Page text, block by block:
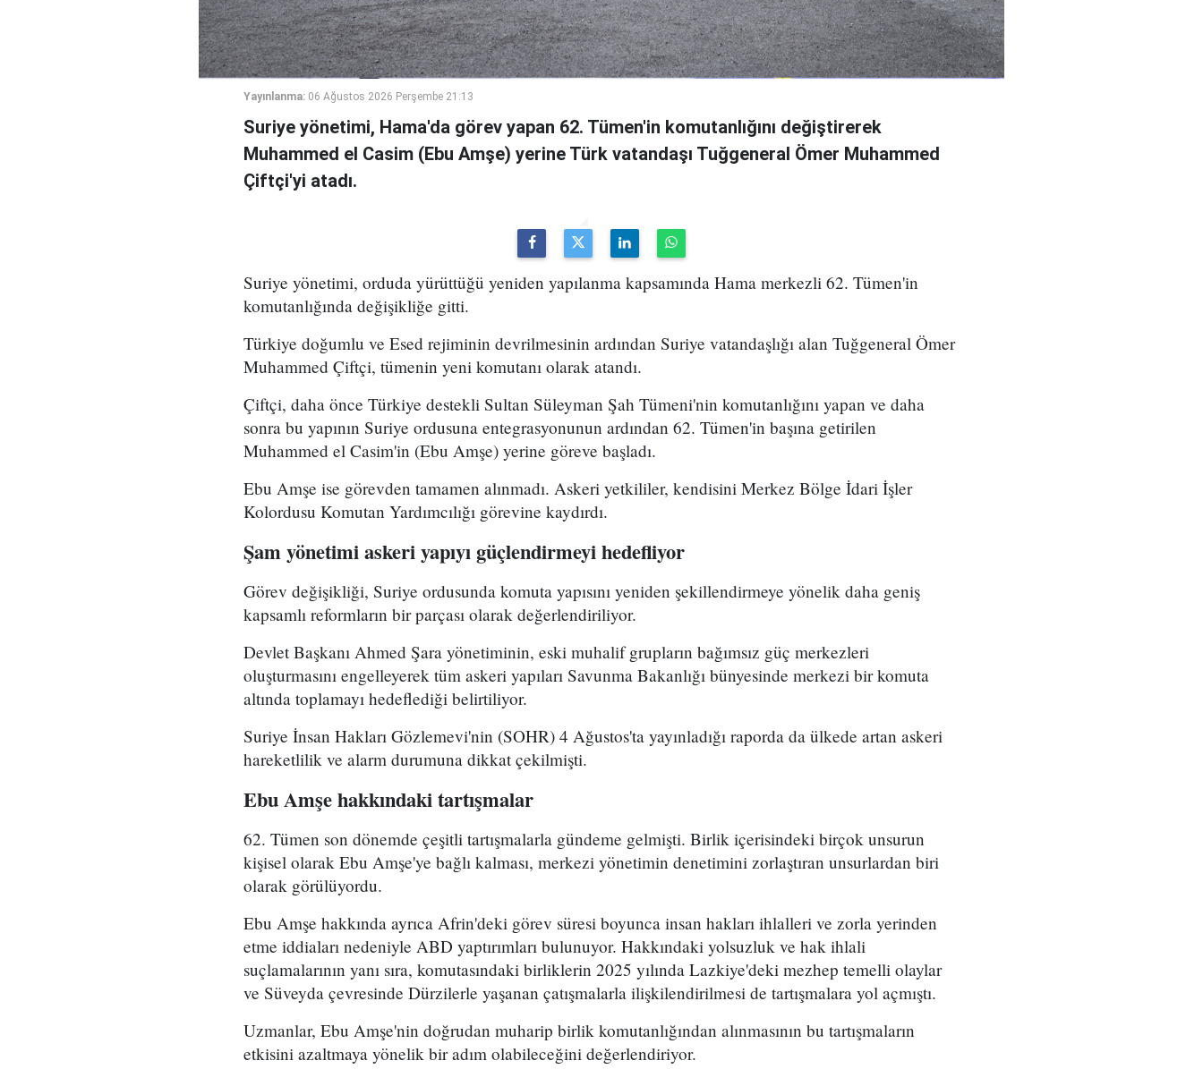
Yayınlanma: 06 Ağustos 2026 Perşembe 21:13
Suriye yönetimi, Hama'da görev yapan 62. Tümen'in komutanlığını değiştirerek
Muhammed el Casim (Ebu Amşe) yerine Türk vatandaşı Tuğgeneral Ömer Muhammed
Çiftçi'yi atadı.
Suriye yönetimi, orduda yürüttüğü yeniden yapılanma kapsamında Hama merkezli 62. Tümen'in
komutanlığında değişikliğe gitti.
Türkiye doğumlu ve Esed rejiminin devrilmesinin ardından Suriye vatandaşlığı alan Tuğgeneral Ömer
Muhammed Çiftçi, tümenin yeni komutanı olarak atandı.
Çiftçi, daha önce Türkiye destekli Sultan Süleyman Şah Tümeni'nin komutanlığını yapan ve daha
sonra bu yapının Suriye ordusuna entegrasyonunun ardından 62. Tümen'in başına getirilen
Muhammed el Casim'in (Ebu Amşe) yerine göreve başladı.
Ebu Amşe ise görevden tamamen alınmadı. Askeri yetkililer, kendisini Merkez Bölge İdari İşler
Kolordusu Komutan Yardımcılığı görevine kaydırdı.
Şam yönetimi askeri yapıyı güçlendirmeyi hedefliyor
Görev değişikliği, Suriye ordusunda komuta yapısını yeniden şekillendirmeye yönelik daha geniş
kapsamlı reformların bir parçası olarak değerlendiriliyor.
Devlet Başkanı Ahmed Şara yönetiminin, eski muhalif grupların bağımsız güç merkezleri
oluşturmasını engelleyerek tüm askeri yapıları Savunma Bakanlığı bünyesinde merkezi bir komuta
altında toplamayı hedeflediği belirtiliyor.
Suriye İnsan Hakları Gözlemevi'nin (SOHR) 4 Ağustos'ta yayınladığı raporda da ülkede artan askeri
hareketlilik ve alarm durumuna dikkat çekilmişti.
Ebu Amşe hakkındaki tartışmalar
62. Tümen son dönemde çeşitli tartışmalarla gündeme gelmişti. Birlik içerisindeki birçok unsurun
kişisel olarak Ebu Amşe'ye bağlı kalması, merkezi yönetimin denetimini zorlaştıran unsurlardan biri
olarak görülüyordu.
Ebu Amşe hakkında ayrıca Afrin'deki görev süresi boyunca insan hakları ihlalleri ve zorla yerinden
etme iddiaları nedeniyle ABD yaptırımları bulunuyor. Hakkındaki yolsuzluk ve hak ihlali
suçlamalarının yanı sıra, komutasındaki birliklerin 2025 yılında Lazkiye'deki mezhep temelli olaylar
ve Süveyda çevresinde Dürzilerle yaşanan çatışmalarla ilişkilendirilmesi de tartışmalara yol açmıştı.
Uzmanlar, Ebu Amşe'nin doğrudan muharip birlik komutanlığından alınmasının bu tartışmaların
etkisini azaltmaya yönelik bir adım olabileceğini değerlendiriyor.